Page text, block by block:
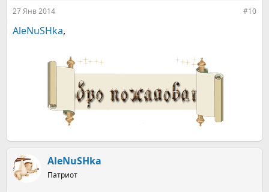
27 Янв 2014 #10
AleNuSHka,
AleNuSHka
Патриот